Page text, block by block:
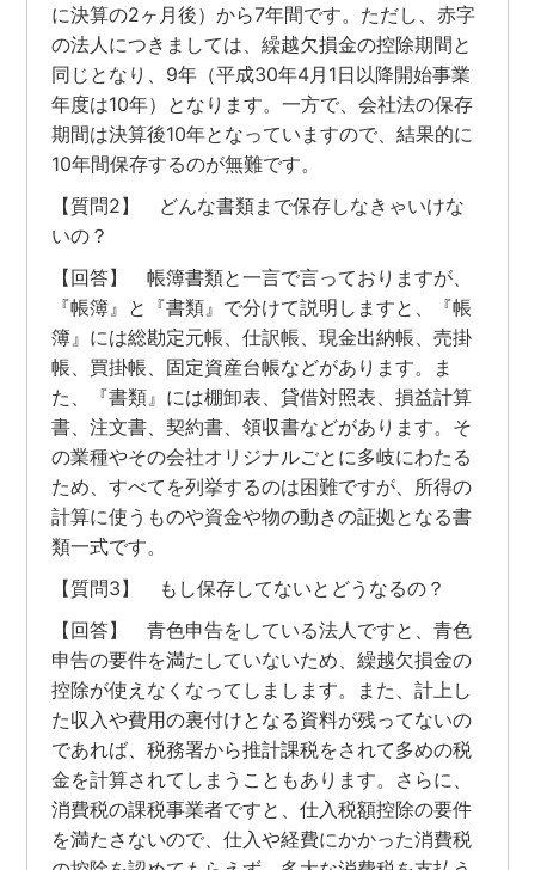
に決算の2ヶ月後）から7年間です。ただし、赤字
の法人につきましては、繰越欠損金の控除期間と
同じとなり、9年（平成30年4月1日以降開始事業
年度は10年）となります。一方で、会社法の保存
期間は決算後10年となっていますので、結果的に
10年間保存するのが無難です。
【質問2】 どんな書類まで保存しなきゃいけな
いの？
【回答】 帳簿書類と一言で言っておりますが、
『帳簿』と『書類』で分けて説明しますと、『帳
簿』には総勘定元帳、仕訳帳、現金出納帳、売掛
帳、買掛帳、固定資産台帳などがあります。ま
た、『書類』には棚卸表、貸借対照表、損益計算
書、注文書、契約書、領収書などがあります。そ
の業種やその会社オリジナルごとに多岐にわたる
ため、すべてを列挙するのは困難ですが、所得の
計算に使うものや資金や物の動きの証拠となる書
類一式です。
【質問3】 もし保存してないとどうなるの？
【回答】 青色申告をしている法人ですと、青色
申告の要件を満たしていないため、繰越欠損金の
控除が使えなくなってしまします。また、計上し
た収入や費用の裏付けとなる資料が残ってないの
であれば、税務署から推計課税をされて多めの税
金を計算されてしまうこともあります。さらに、
消費税の課税事業者ですと、仕入税額控除の要件
を満たさないので、仕入や経費にかかった消費税